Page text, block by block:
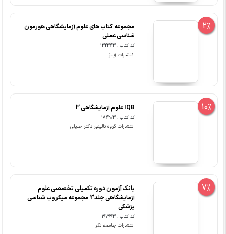
2%
مجموعه کتاب های علوم آزمایشگاهی هورمون
شناسی عملی
کد کتاب : 132363
انتشارات آییژ
10% IQB علوم آزمایشگاهی 3
کد کتاب : 186203
انتشارات گروه تالیفی دکتر خلیلی
7%
بانک آزمون دوره تکمیلی تخصصی علوم
آزمایشگاهی جلد3 مجموعه میکروب شناسی
پزشکی
کد کتاب : 197993
انتشارات جامعه نگر